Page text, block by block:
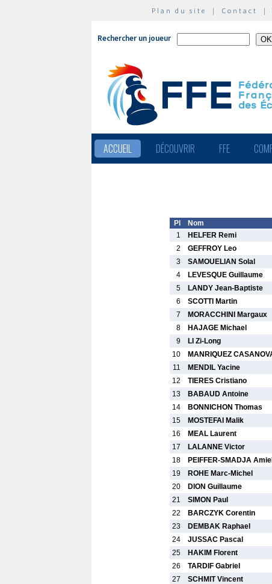
Plan du site | Contact |
Rechercher un joueur
ACCUEIL DÉCOUVRIR FFE
Pl Nom
1
HELFER Remi
2
GEFFROY Leo
3
SAMOUELIAN Solal
4
LEVESQUE Guillaume
5
LANDY Jean-Baptiste
6
SCOTTI Martin
7
MORACCHINI Margaux
8
HAJAGE Michael
9
LI Zi-Long
10
MANRIQUEZ
11
MENDIL Yacine
12
TIERES Cristiano
13
BABAUD Antoine
14
BONNICHON Thomas
15
MOSTEFAI Malik
16
MEAL Laurent
17
LALANNE Victor
18
PEIFFER-SMADJA Amiel
19
ROHE Marc-Michel
20
DION Guillaume
21
SIMON Paul
22
BARCZYK Corentin
23
DEMBAK Raphael
24
JUSSAC Pascal
25
HAKIM Florent
26
TARDIF Gabriel
27
SCHMIT Vincent